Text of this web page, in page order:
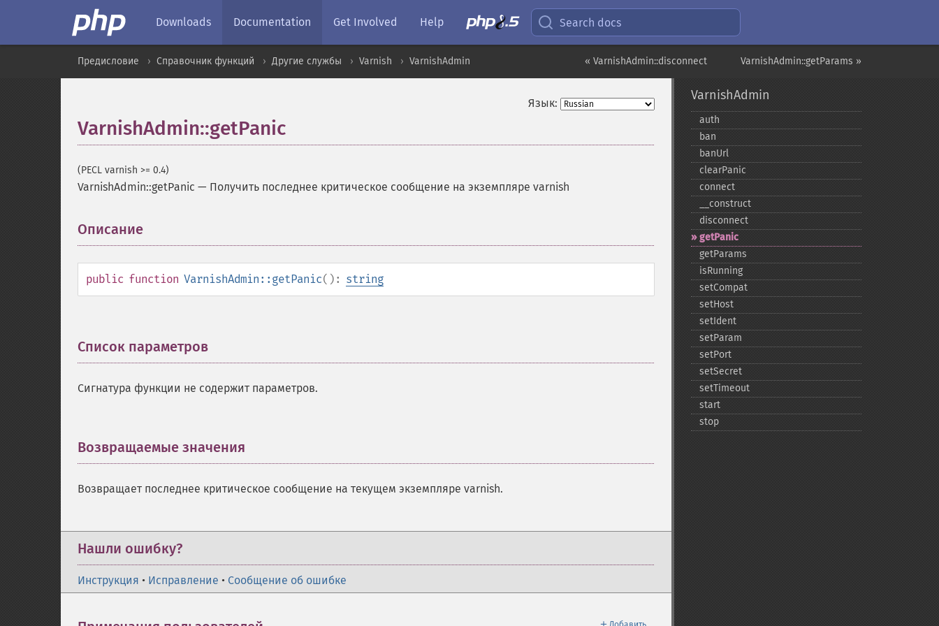
Downloads Documentation Get Involved Help Search docs
VarnishAdmin::getParams »
« VarnishAdmin::disconnect
Предисловие Справочник функций Другие службы Varnish VarnishAdmin
Язык:
VarnishAdmin::getPanic
(PECL varnish >= 0.4)
VarnishAdmin::getPanic — Получить последнее критическое сообщение на экземпляре varnish
Описание
public function VarnishAdmin::getPanic(): string
Список параметров
Сигнатура функции не содержит параметров.
Возвращаемые значения
Возвращает последнее критическое сообщение на текущем экземпляре varnish.
Нашли ошибку?
Инструкция • Исправление • Сообщение об ошибке
VarnishAdmin
auth
ban
banUrl
clearPanic
connect
_​_​construct
disconnect
getPanic
getParams
isRunning
setCompat
setHost
setIdent
setParam
setPort
setSecret
setTimeout
start
stop